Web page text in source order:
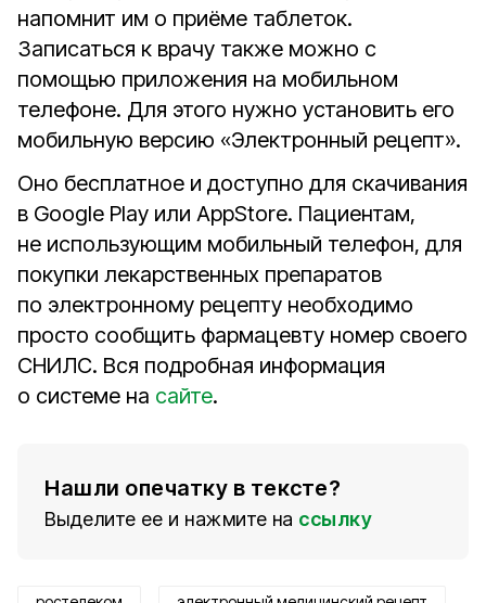
напомнит им о приёме таблеток.
Записаться к врачу также можно c
помощью приложения на мобильном
телефоне. Для этого нужно установить его
мобильную версию «Электронный рецепт».
Оно бесплатное и доступно для скачивания
в Google Play или AppStore. Пациентам,
не использующим мобильный телефон, для
покупки лекарственных препаратов
по электронному рецепту необходимо
просто сообщить фармацевту номер своего
СНИЛС. Вся подробная информация
о системе на сайте.
Нашли опечатку в тексте?
Выделите ее и нажмите на ссылку